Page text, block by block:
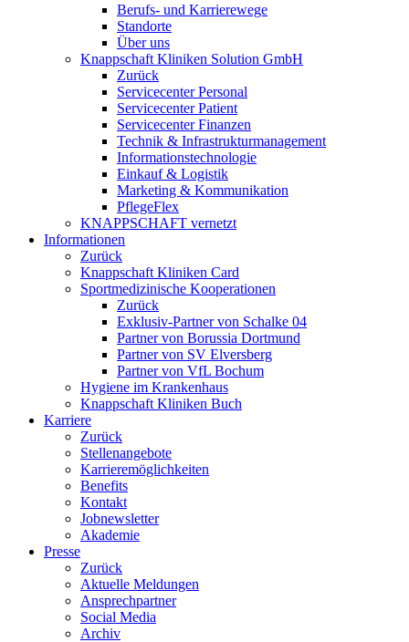
Berufs- und Karrierewege
Standorte
Über uns
Knappschaft Kliniken Solution GmbH
Zurück
Servicecenter Personal
Servicecenter Patient
Servicecenter Finanzen
Technik & Infrastrukturmanagement
Informationstechnologie
Einkauf & Logistik
Marketing & Kommunikation
PflegeFlex
KNAPPSCHAFT vernetzt
Informationen
Zurück
Knappschaft Kliniken Card
Sportmedizinische Kooperationen
Zurück
Exklusiv-Partner von Schalke 04
Partner von Borussia Dortmund
Partner von SV Elversberg
Partner von VfL Bochum
Hygiene im Krankenhaus
Knappschaft Kliniken Buch
Karriere
Zurück
Stellenangebote
Karrieremöglichkeiten
Benefits
Kontakt
Jobnewsletter
Akademie
Presse
Zurück
Aktuelle Meldungen
Ansprechpartner
Social Media
Archiv